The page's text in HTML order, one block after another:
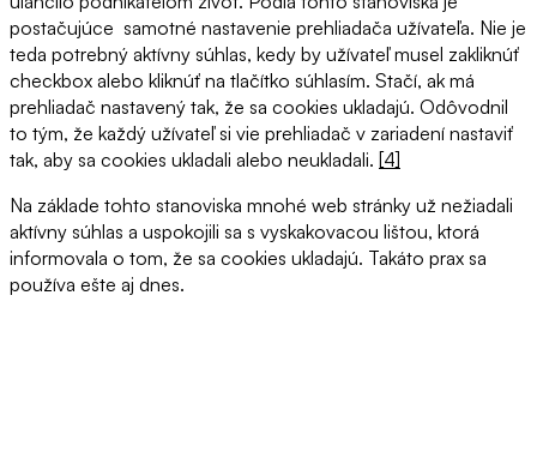
postačujúce samotné nastavenie prehliadača užívateľa. Nie je
teda potrebný aktívny súhlas, kedy by užívateľ musel zakliknúť
checkbox alebo kliknúť na tlačítko súhlasím. Stačí, ak má
prehliadač nastavený tak, že sa cookies ukladajú. Odôvodnil
to tým, že každý užívateľ si vie prehliadač v zariadení nastaviť
tak, aby sa cookies ukladali alebo neukladali. [4]
Na základe tohto stanoviska mnohé web stránky už nežiadali
aktívny súhlas a uspokojili sa s vyskakovacou lištou, ktorá
informovala o tom, že sa cookies ukladajú. Takáto prax sa
používa ešte aj dnes.